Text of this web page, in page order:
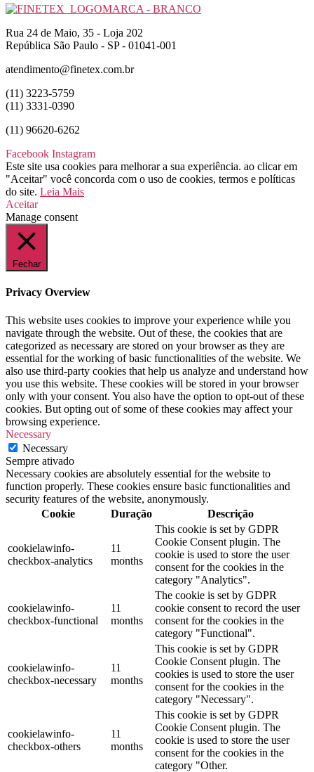
Rua 24 de Maio, 35 - Loja 202
República São Paulo - SP - 01041-001
atendimento@finetex.com.br
(11) 3223-5759
(11) 3331-0390
(11) 96620-6262
Facebook Instagram
Este site usa cookies para melhorar a sua experiência. ao clicar em
"Aceitar" você concorda com o uso de cookies, termos e políticas
do site. Leia Mais
Aceitar
Manage consent
Fechar
Privacy Overview
This website uses cookies to improve your experience while you
navigate through the website. Out of these, the cookies that are
categorized as necessary are stored on your browser as they are
essential for the working of basic functionalities of the website. We
also use third-party cookies that help us analyze and understand how
you use this website. These cookies will be stored in your browser
only with your consent. You also have the option to opt-out of these
cookies. But opting out of some of these cookies may affect your
browsing experience.
Necessary
Necessary
Sempre ativado
Necessary cookies are absolutely essential for the website to
function properly. These cookies ensure basic functionalities and
security features of the website, anonymously.
Cookie
Duração Descrição
cookielawinfo-
checkbox-analytics
11
months
This cookie is set by GDPR
Cookie Consent plugin. The
cookie is used to store the user
consent for the cookies in the
category "Analytics".
cookielawinfo-
checkbox-functional
11
months
The cookie is set by GDPR
cookie consent to record the user
consent for the cookies in the
category "Functional".
cookielawinfo-
checkbox-necessary
11
months
This cookie is set by GDPR
Cookie Consent plugin. The
cookies is used to store the user
consent for the cookies in the
category "Necessary".
cookielawinfo-
checkbox-others
11
months
This cookie is set by GDPR
Cookie Consent plugin. The
cookie is used to store the user
consent for the cookies in the
category "Other.